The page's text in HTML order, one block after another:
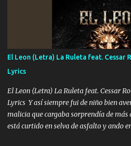
que estar alegres doy las instrucciones
Música Si es que salta algún problema
ahí está el Hombre Cuarenta y también
cualquier problema no más es cuestión
FALTA UN HERMANO DE CLAVE ERA
HOMBRE VALIENTE POR ALGO
VIO POR LA FAMILIA PARA QUE SIGA
los HERMANOS un cerebro inteligente y
El Leon (Letra) La Ruleta feat. Cessar
Lyrics
El Leon (Letra) La Ruleta feat. Cessar
Lyrics Y así siempre fui de niño bien
malicia que cargaba sorprendía de más
está curtido en selva de asfalto y ando